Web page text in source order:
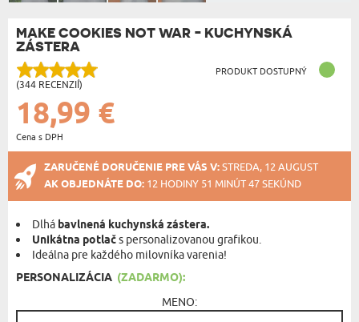
MAKE COOKIES NOT WAR - KUCHYNSKÁ
ZÁSTERA
(344 RECENZIÍ)
PRODUKT DOSTUPNÝ
18,99 €
Cena s DPH
ZARUČENÉ DORUČENIE PRE VÁS V:STREDA, 12 AUGUST
AK OBJEDNÁTE DO: 12 HODINY 51 MINÚT 46 SEKÚND
Dlhá bavlnená kuchynská zástera.
Unikátna potlačs personalizovanou grafikou.
Ideálna pre každého milovníka varenia!
PERSONALIZÁCIA (ZADARMO):
MENO: